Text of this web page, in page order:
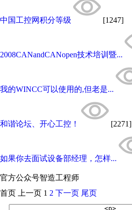
中国工控网积分等级 [1247]
2008CANandCANopen技术培训暨...
我的WINCC可以使用的,但老是...
和谐论坛、开心工控！ [2271]
如果你去面试设备部经理，怎样...
官方公众号智造工程师
首页 上一页 1 2 下一页 尾页